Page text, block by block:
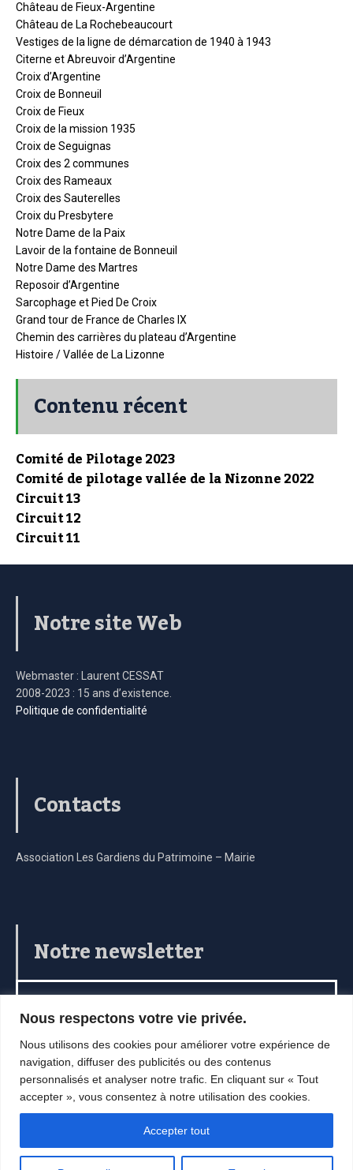
Nous respectons votre vie privée.
Nous utilisons des cookies pour améliorer votre expérience de
navigation, diffuser des publicités ou des contenus
personnalisés et analyser notre trafic. En cliquant sur « Tout
accepter », vous consentez à notre utilisation des cookies.
Accepter tout
Château de Fieux-Argentine
Château de La Rochebeaucourt
Vestiges de la ligne de démarcation de 1940 à 1943
Citerne et Abreuvoir d’Argentine
Croix d’Argentine
Croix de Bonneuil
Croix de Fieux
Croix de la mission 1935
Croix de Seguignas
Croix des 2 communes
Croix des Rameaux
Croix des Sauterelles
Croix du Presbytere
Notre Dame de la Paix
Lavoir de la fontaine de Bonneuil
Notre Dame des Martres
Reposoir d’Argentine
Sarcophage et Pied De Croix
Grand tour de France de Charles IX
Chemin des carrières du plateau d’Argentine
Histoire / Vallée de La Lizonne
Contenu récent
Comité de Pilotage 2023
Comité de pilotage vallée de la Nizonne 2022
Circuit 13
Circuit 12
Circuit 11
Notre site Web
Webmaster : Laurent CESSAT
2008-2023 : 15 ans d’existence.
Politique de confidentialité
Contacts
Association Les Gardiens du Patrimoine – Mairie
Notre newsletter
2021 - Commune de La Rochebeaucourt et Argentine.